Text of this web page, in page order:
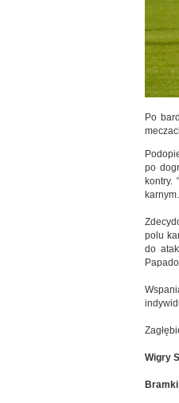
Po
po
kontry.
karnym.
polu
do
Wigry
Bramki